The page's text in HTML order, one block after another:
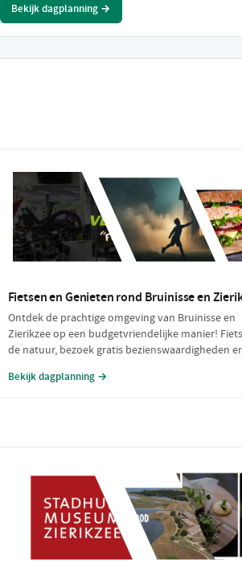
Bekijk dagplanning →
Fietsen en Genieten rond Bruinisse en
Ontdek de prachtige omgeving van Bruinisse en
Zierikzee op een budgetvriendelijke manier!
de natuur, bezoek gratis bezienswaardigheden
avontuur zonder de portemonnee te zwaar te
Bekijk dagplanning →